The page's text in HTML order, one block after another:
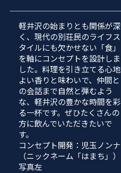
軽井沢の始まりとも関係が深
く、現代の別荘民のライフス
タイルにも欠かせない「食」
を軸にコンセプトを設計しま
した。料理を引き立てる心地
よい香りと味わいで、仲間と
の会話まで自然と弾むよう
な、軽井沢の豊かな時間を彩
る一杯です。ぜひたくさんの
方に飲んでいただきたいで
す。
コンセプト開発：児玉ノンナ
（ニックネーム「はまち」）
写真左